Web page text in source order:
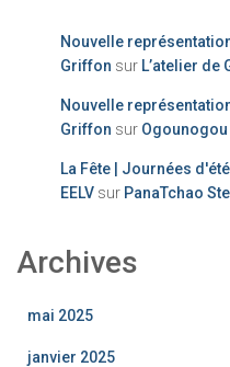
Nouvelle
Griffon sur L’atelier de
Nouvelle
Griffon sur
La Fête | Journées
EELV sur PanaTchao
Archives
mai 2025
janvier 2025